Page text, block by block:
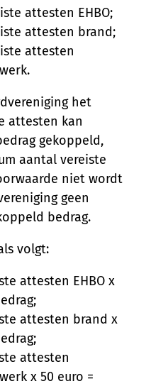
attesten EHBO;
attesten brand;
attesten
het
attesten kan
gekoppeld,
aantal vereiste
niet wordt
geen
bedrag.
volgt:
attesten EHBO x
attesten brand x
attesten
x 50 euro =